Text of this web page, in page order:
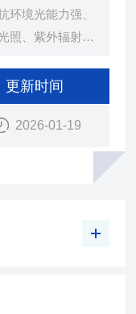
环境光能力强、
照、紫外辐射、
计，可适用于野
更新时间
2026-01-19